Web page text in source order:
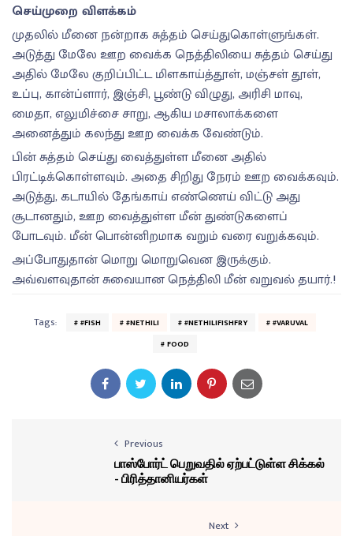
செய்முறை விளக்கம்
முதலில் மீனை நன்றாக சுத்தம் செய்துகொள்ளுங்கள்.
அடுத்து மேலே ஊற வைக்க நெத்திலியை சுத்தம் செய்து
அதில் மேலே குறிப்பிட்ட மிளகாய்த்தூள், மஞ்சள் தூள்,
உப்பு, கான்ப்ளார், இஞ்சி, பூண்டு விழுது, அரிசி மாவு,
மைதா, எலுமிச்சை சாறு, ஆகிய மசாலாக்களை
அனைத்தும் கலந்து ஊற வைக்க வேண்டும்.
பின் சுத்தம் செய்து வைத்துள்ள மீனை அதில்
பிரட்டிக்கொள்ளவும். அதை சிறிது நேரம் ஊற வைக்கவும்.
அடுத்து, கடாயில் தேங்காய் எண்ணெய் விட்டு அது
சூடானதும், ஊற வைத்துள்ள மீன் துண்டுகளைப்
போடவும். மீன் பொன்னிறமாக வறும் வரை வறுக்கவும்.
அப்போதுதான் மொறு மொறுவென இருக்கும்.
அவ்வளவுதான் சுவையான நெத்திலி மீன் வறுவல் தயார்.!
Tags: #FISH #NETHILI #NETHILIFISHFRY
#VARUVAL
FOOD
Previous
பாஸ்போர்ட் பெறுவதில் ஏற்பட்டுள்ள சிக்கல்
- பிரித்தானியர்கள்
Next